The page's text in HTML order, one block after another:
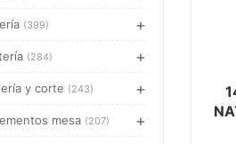
(399)
(284)
y corte (243)
mesa (207)